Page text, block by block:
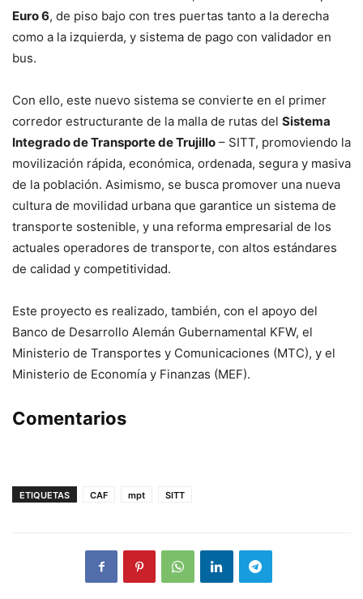
Euro 6, de piso bajo con tres puertas tanto a la derecha
como a la izquierda, y sistema de pago con validador en
bus.
Con ello, este nuevo sistema se convierte en el primer
corredor estructurante de la malla de rutas del Sistema
Integrado de Transporte de Trujillo – SITT, promoviendo la
movilización rápida, económica, ordenada, segura y masiva
de la población. Asimismo, se busca promover una nueva
cultura de movilidad urbana que garantice un sistema de
transporte sostenible, y una reforma empresarial de los
actuales operadores de transporte, con altos estándares
de calidad y competitividad.
Este proyecto es realizado, también, con el apoyo del
Banco de Desarrollo Alemán Gubernamental KFW, el
Ministerio de Transportes y Comunicaciones (MTC), y el
Ministerio de Economía y Finanzas (MEF).
Comentarios
ETIQUETAS CAF mpt SITT